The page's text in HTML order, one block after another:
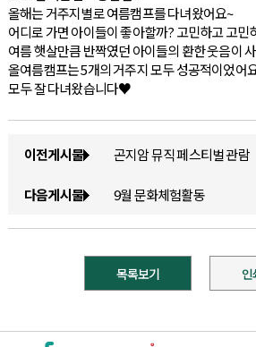
올해는 거주지별로 여름캠프를 다녀왔어요~
어디로 가면 아이들이 좋아할까? 고민하고 고민
여름 햇살만큼 반짝였던 아이들의 환한 웃음이
올여름캠프는 5개의 거주지 모두 성공적이었어
모두 잘 다녀왔습니다♥
이전게시물 곤지암 뮤직 페스티벌 관람
9월 문화체험활동
다음게시물
목록보기